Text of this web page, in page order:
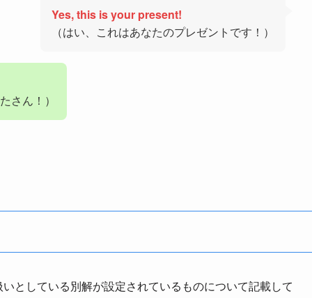
Yes, this is your present!
（はい、これはあなたのプレゼントです！）
さん！）
としている別解が設定されているものについて記載して